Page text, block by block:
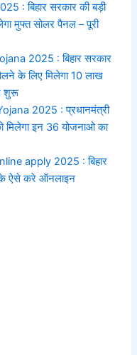
: बिहार सरकार की बड़ी
मुफ्त सोलर पैनल – पूरी
2025 : बिहार सरकार
के लिए मिलेगा 10 लाख
शुरू
2025 : प्रधानमंत्री
मिलेगा इन 36 योजनाओ का
apply 2025 : बिहार
ऐसे करे ऑनलाइन